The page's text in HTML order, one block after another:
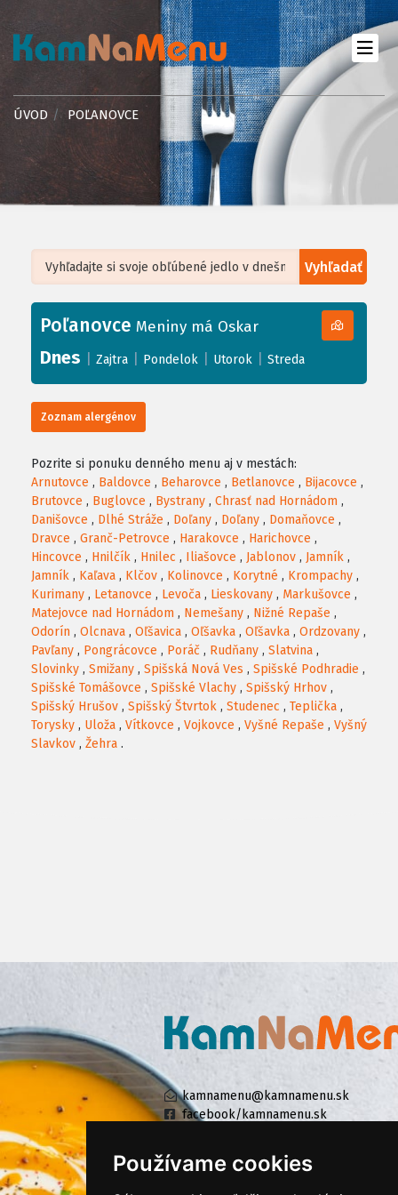
Používame cookies
ÚVOD POĽANOVCE
Vyhľadať
+
−
Leaflet| ©OpenStreetMap, Tiles courtesy ofHumanitarian OpenStreetMap
Poľanovce Meniny má Oskar
Dnes Zajtra Pondelok Utorok Streda
Zoznam alergénov
Pozrite si ponuku denného menu aj v mestách:
Arnutovce , Baldovce , Beharovce , Betlanovce , Bijacovce ,
Brutovce , Buglovce , Bystrany , Chrasť nad Hornádom ,
Danišovce , Dlhé Stráže , Doľany , Doľany , Domaňovce ,
Dravce , Granč-Petrovce , Harakovce , Harichovce ,
Hincovce , Hnilčík , Hnilec , Iliašovce , Jablonov , Jamník ,
Jamník , Kaľava , Klčov , Kolinovce , Korytné , Krompachy ,
Kurimany , Letanovce , Levoča , Lieskovany , Markušovce ,
Matejovce nad Hornádom , Nemešany , Nižné Repaše ,
Odorín , Olcnava , Oľšavica , Oľšavka , Oľšavka , Ordzovany ,
Pavľany , Pongrácovce , Poráč , Rudňany , Slatvina ,
Slovinky , Smižany , Spišská Nová Ves , Spišské Podhradie ,
Spišské Tomášovce , Spišské Vlachy , Spišský Hrhov ,
Spišský Hrušov , Spišský Štvrtok , Studenec , Teplička ,
Torysky , Uloža , Vítkovce , Vojkovce , Vyšné Repaše , Vyšný
Slavkov , Žehra .
kamnamenu@kamnamenu.sk
facebook/kamnamenu.sk